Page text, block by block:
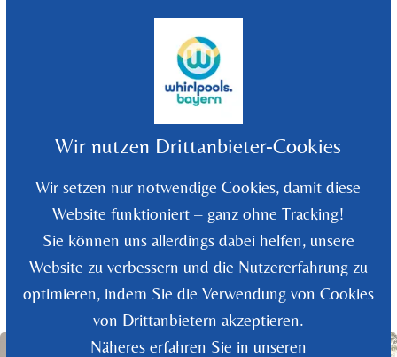
Whirlpools Bayern - Rüdiger Wolf
Wir nutzen Drittanbieter-Cookies
Wir setzen nur notwendige Cookies, damit diese
Website funktioniert – ganz ohne Tracking!
Sie können uns allerdings dabei helfen, unsere
Website zu verbessern und die Nutzererfahrung zu
optimieren, indem Sie die Verwendung von Cookies
von Drittanbietern akzeptieren.
Näheres erfahren Sie in unseren
Zurück zur Übersicht